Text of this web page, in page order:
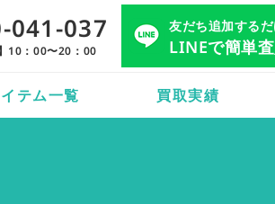
041-037
10：00〜20：00
友だち追加する
LINEで簡単査
テム一覧 買取実績